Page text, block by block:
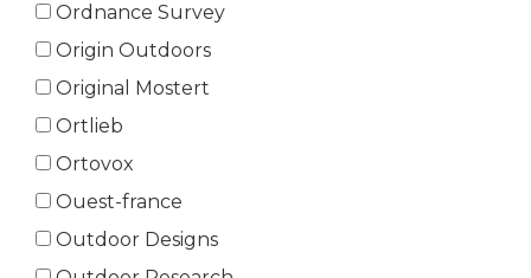
Ordnance Survey
Origin Outdoors
Original Mostert
Ortlieb
Ortovox
Ouest-france
Outdoor Designs